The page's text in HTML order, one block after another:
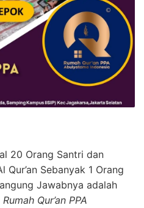
20 Orang Santri dan
Sebanyak 1 Orang
Jawabnya adalah
Rumah Qur’an PPA